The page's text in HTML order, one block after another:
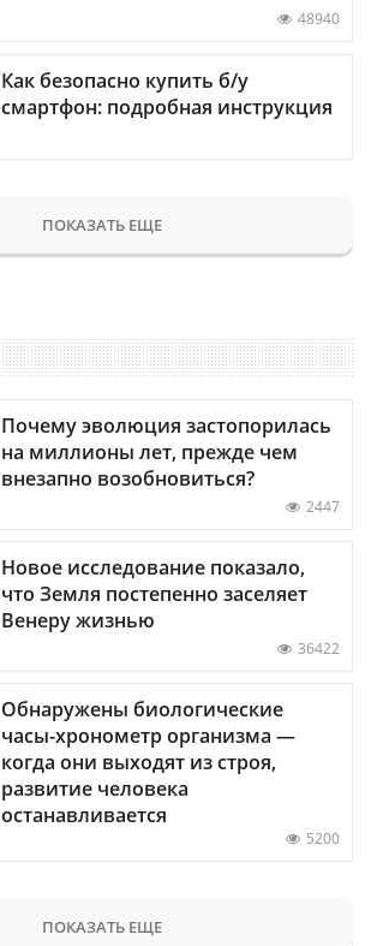
48940
Как безопасно купить б/у
смартфон: подробная инструкция
ПОКАЗАТЬ ЕЩЕ
Почему эволюция застопорилась
на миллионы лет, прежде чем
внезапно возобновиться?
2447
Новое исследование показало,
что Земля постепенно заселяет
Венеру жизнью
36422
Обнаружены биологические
часы-хронометр организма —
когда они выходят из строя,
развитие человека
останавливается
5200
ПОКАЗАТЬ ЕЩЕ